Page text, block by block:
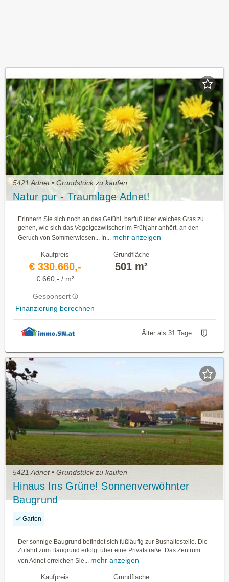
5421 Adnet • Grundstück zu kaufen
Natur pur - Traumlage Adnet!
Erinnern Sie sich noch an das Gefühl, barfuß über weiches Gras zu
gehen, wie sich das Vogelgezwitscher im Frühjahr anhört, an den
Geruch von Sommerwiesen... In... mehr anzeigen
Kaufpreis
€ 330.660,-
€ 660,- / m²
Gesponsert
Finanzierung berechnen
Grundfläche
501 m²
Älter als 31 Tage
5421 Adnet • Grundstück zu kaufen
Hinaus Ins Grüne! Sonnenverwöhnter
Baugrund
Garten
Der sonnige Baugrund befindet sich fußläufig zur Bushaltestelle. Die
Zufahrt zum Baugrund erfolgt über eine Privatstraße. Das Zentrum
von Adnet erreichen Sie... mehr anzeigen
Kaufpreis Grundfläche